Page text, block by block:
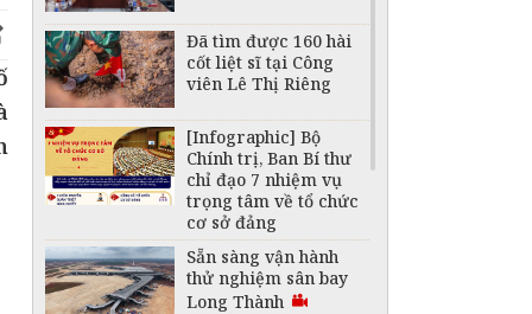
Đã tìm được 160 hài
cốt liệt sĩ tại Công
viên Lê Thị Riêng
[Infographic] Bộ
Chính trị, Ban Bí thư
chỉ đạo 7 nhiệm vụ
trọng tâm về tổ chức
cơ sở đảng
Sẵn sàng vận hành
thử nghiệm sân bay
Long Thành